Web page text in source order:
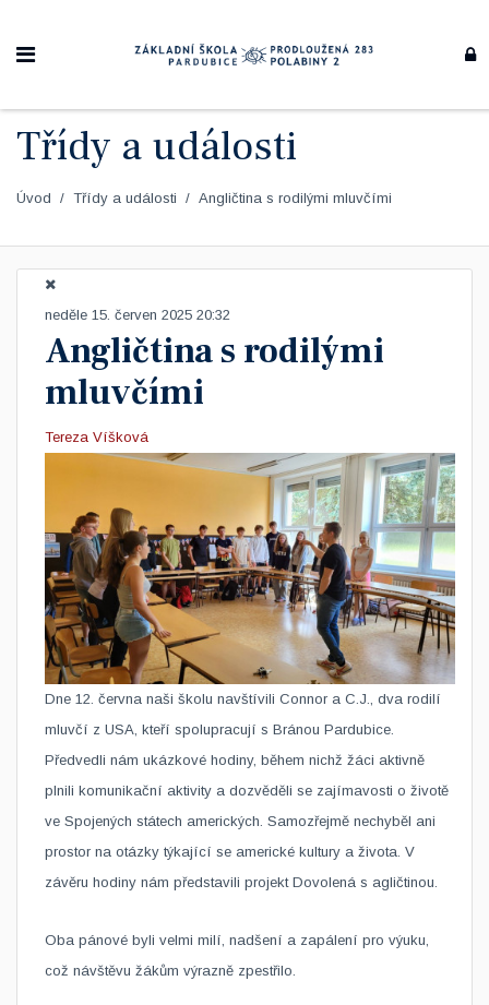
Třídy a události
Úvod Třídy a události Angličtina s rodilými mluvčími
neděle 15. červen 2025 20:32
Angličtina s rodilými
mluvčími
Tereza Víšková
Dne 12. června naši školu navštívili Connor a C.J., dva rodilí
mluvčí z USA, kteří spolupracují s Bránou Pardubice.
Předvedli nám ukázkové hodiny, během nichž žáci aktivně
plnili komunikační aktivity a dozvěděli se zajímavosti o životě
ve Spojených státech amerických. Samozřejmě nechyběl ani
prostor na otázky týkající se americké kultury a života. V
závěru hodiny nám představili projekt Dovolená s agličtinou.
Oba pánové byli velmi milí, nadšení a zapálení pro výuku,
což návštěvu žákům výrazně zpestřilo.